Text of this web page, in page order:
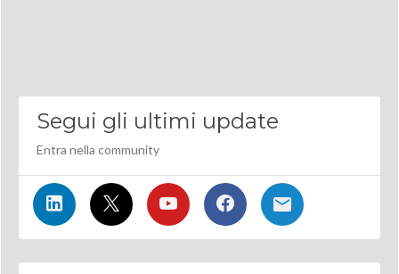
Segui gli ultimi update
Entra nella community